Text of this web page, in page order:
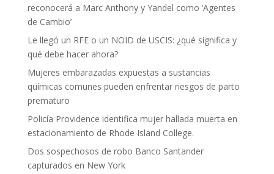
reconocerá a Marc Anthony y Yandel como ‘Agentes
de Cambio’
Le llegó un RFE o un NOID de USCIS: ¿qué significa y
qué debe hacer ahora?
Mujeres embarazadas expuestas a sustancias
químicas comunes pueden enfrentar riesgos de parto
prematuro
Policía Providence identifica mujer hallada muerta en
estacionamiento de Rhode Island College.
Dos sospechosos de robo Banco Santander
capturados en New York